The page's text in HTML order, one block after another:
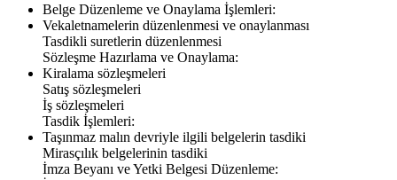
Belge Düzenleme ve Onaylama İşlemleri:
Vekaletnamelerin düzenlenmesi ve onaylanması
Tasdikli suretlerin düzenlenmesi
Sözleşme Hazırlama ve Onaylama:
Kiralama sözleşmeleri
Satış sözleşmeleri
İş sözleşmeleri
Tasdik İşlemleri:
Taşınmaz malın devriyle ilgili belgelerin tasdiki
Mirasçılık belgelerinin tasdiki
İmza Beyanı ve Yetki Belgesi Düzenleme: